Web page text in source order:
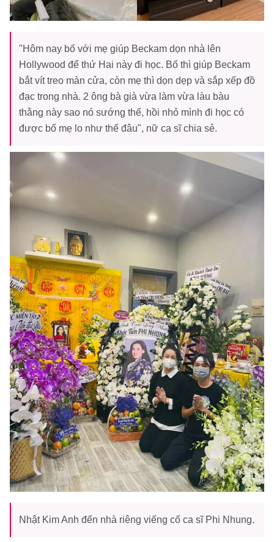
"Hôm nay bố với mẹ giúp Beckam dọn nhà lên
Hollywood để thứ Hai này đi học. Bố thì giúp Beckam
bắt vít treo màn cửa, còn mẹ thì dọn dẹp và sắp xếp đồ
đạc trong nhà. 2 ông bà già vừa làm vừa làu bàu
thằng này sao nó sướng thế, hồi nhỏ mình đi học có
được bố mẹ lo như thế đâu", nữ ca sĩ chia sẻ.
Nhật Kim Anh đến nhà riêng viếng cố ca sĩ Phi Nhung.